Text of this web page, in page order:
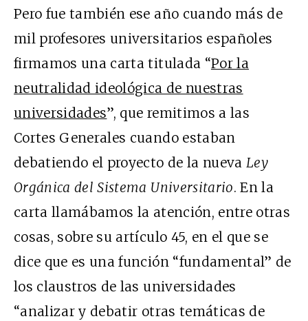
Pero fue también ese año cuando más de
mil profesores universitarios españoles
firmamos una carta titulada “Por la
neutralidad ideológica de nuestras
universidades”, que remitimos a las
Cortes Generales cuando estaban
debatiendo el proyecto de la nueva Ley
Orgánica del Sistema Universitario. En la
carta llamábamos la atención, entre otras
cosas, sobre su artículo 45, en el que se
dice que es una función “fundamental” de
los claustros de las universidades
“analizar y debatir otras temáticas de